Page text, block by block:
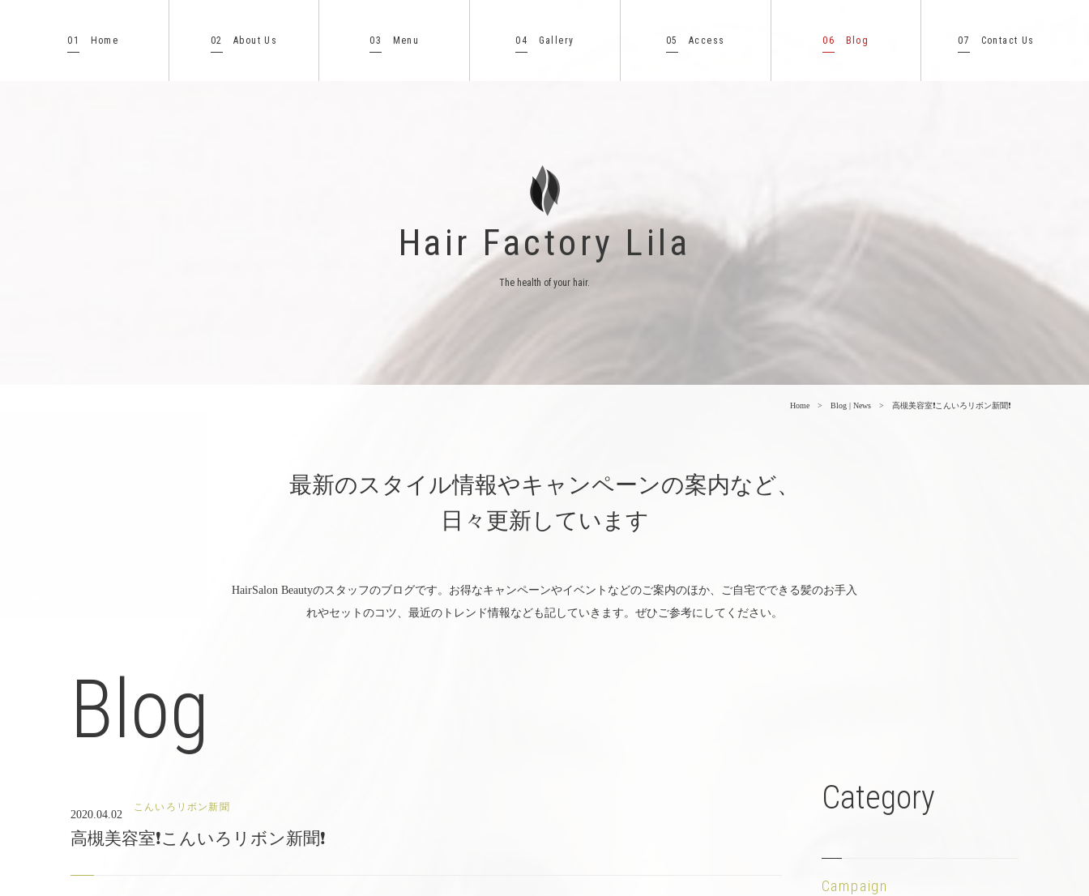
01 Home 02 About Us 03 Menu 04 Gallery 05 Access 06 Blog 07 Contact Us
Hair Factory Lila
The health of your hair.
Home Blog | News 高槻美容室❗こんいろリボン新聞❗
最新のスタイル情報やキャンペーンの案内など、
日々更新しています
HairSalon Beautyのスタッフのブログです。お得なキャンペーンやイベントなどのご案内のほか、ご自宅でできる髪のお手入
れやセットのコツ、最近のトレンド情報なども記していきます。ぜひご参考にしてください。
Blog
2020.04.02
こんいろリボン新聞
高槻美容室❗こんいろリボン新聞❗
Category
Campaign